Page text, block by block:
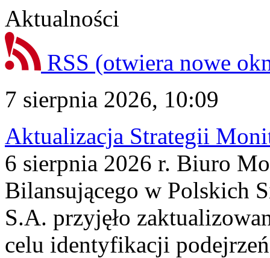
Aktualności
RSS (otwiera nowe
7 sierpnia 2026, 10:09
Aktualizacja Strategii
6 sierpnia 2026 r. Biuro
Bilansującego w Polskich
S.A. przyjęło
celu identyfikacji